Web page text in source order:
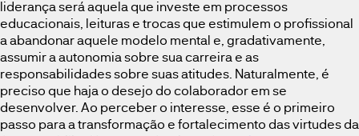
liderança será aquela que investe em processos
educacionais, leituras e trocas que estimulem o profissional
a abandonar aquele modelo mental e, gradativamente,
assumir a autonomia sobre sua carreira e as
responsabilidades sobre suas atitudes. Naturalmente, é
preciso que haja o desejo do colaborador em se
desenvolver. Ao perceber o interesse, esse é o primeiro
passo para a transformação e fortalecimento das virtudes da